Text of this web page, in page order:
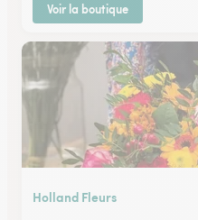
Voir la boutique
Holland Fleurs